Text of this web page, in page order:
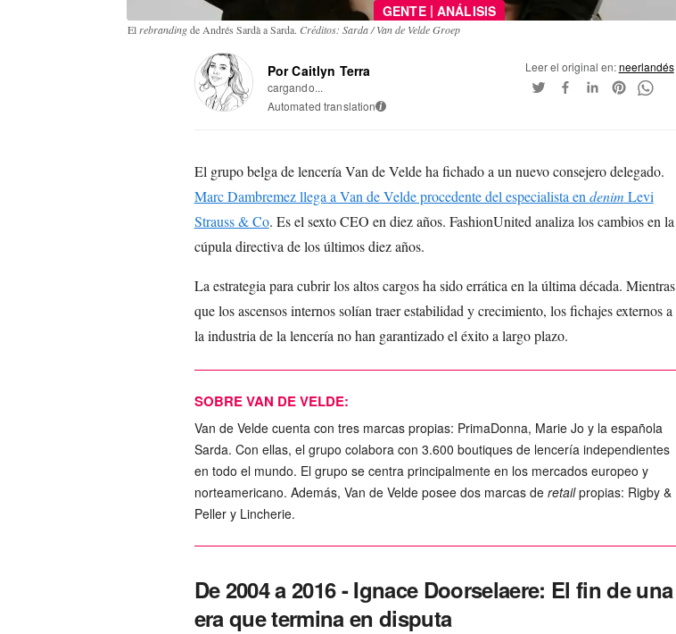
GENTE | ANÁLISIS
El rebrandingde Andrés Sardà a Sarda. Créditos: Sarda / Van de Velde Groep
Por Caitlyn Terra
cargando...
Automated translation i
Leer el original en:neerlandés
El grupo belga de lencería Van de Velde ha fichado a un nuevo consejero delegado.
Marc Dambremez llega a Van de Velde procedente del especialista en denim Levi
Strauss & Co. Es el sexto CEO en diez años. FashionUnited analiza los cambios en la
cúpula directiva de los últimos diez años.
La estrategia para cubrir los altos cargos ha sido errática en la última década. Mientras
que los ascensos internos solían traer estabilidad y crecimiento, los fichajes externos a
la industria de la lencería no han garantizado el éxito a largo plazo.
SOBRE VAN DE VELDE:
Van de Velde cuenta con tres marcas propias: PrimaDonna, Marie Jo y la española
Sarda. Con ellas, el grupo colabora con 3.600 boutiques de lencería independientes
en todo el mundo. El grupo se centra principalmente en los mercados europeo y
norteamericano. Además, Van de Velde posee dos marcas de retailpropias: Rigby &
Peller y Lincherie.
De 2004 a 2016 - Ignace Doorselaere: El fin de una
era que termina en disputa